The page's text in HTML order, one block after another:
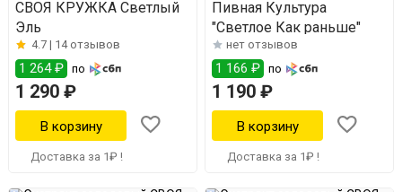
СВОЯ КРУЖКА Светлый
Эль
4.7 | 14 отзывов
1 264 ₽ по
1 290 ₽
Доставка за 1₽ !
Пивная Культура
"Светлое Как раньше"
нет отзывов
1 166 ₽ по
1 190 ₽
Доставка за 1₽ !